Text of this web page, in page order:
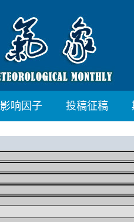
影响因子 投稿征稿